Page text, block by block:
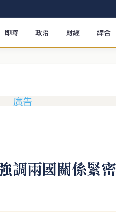
即時 政治 財經 綜合
調兩國關係緊密